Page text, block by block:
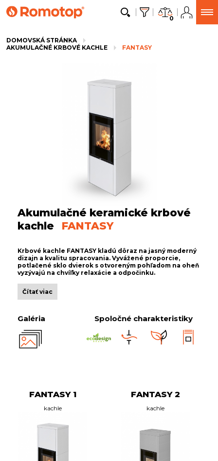
0
DOMOVSKÁ STRÁNKA
AKUMULAČNÉ KRBOVÉ KACHLE
FANTASY
Akumulačné keramické krbové
kachle
FANTASY
Krbové kachle FANTASY kladú dôraz na jasný moderný
dizajn a kvalitu spracovania. Vyvážené proporcie,
potlačené sklo dvierok s otvoreným pohľadom na oheň
vyzývajú na chvíľky relaxácie a odpočinku.
Čítať viac
Galéria Spoločné charakteristiky
FANTASY 1
kachle
FANTASY 2
kachle